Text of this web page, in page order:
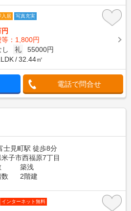
入居 写真充実
：1,800円
し 礼
55000円
32.44㎡
電話で問合せ
士見町駅 徒歩8分
子市西福原7丁目
築浅
2階建
インターネット無料